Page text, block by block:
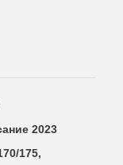
2023
175,